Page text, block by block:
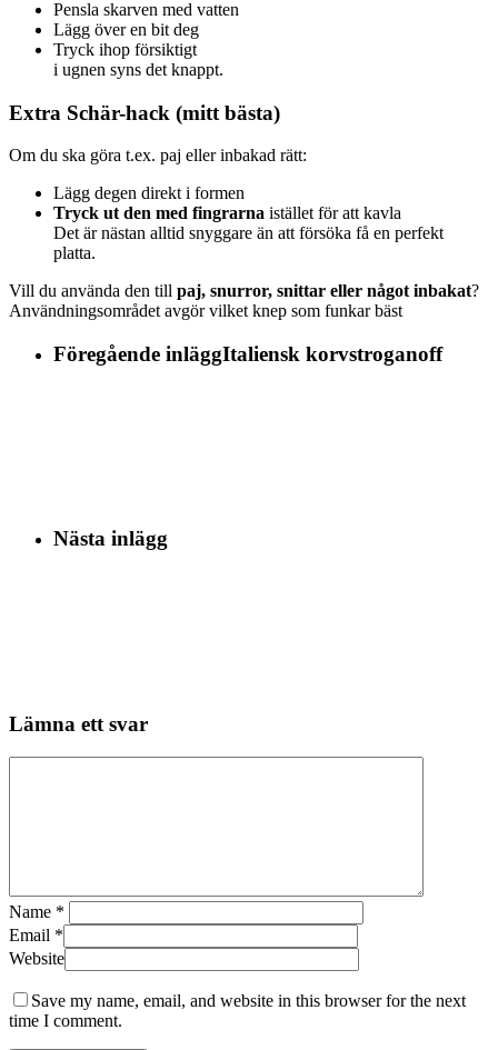
Pensla skarven med vatten
Lägg över en bit deg
Tryck ihop försiktigt
i ugnen syns det knappt.
Extra Schär-hack (mitt bästa)
Om du ska göra t.ex. paj eller inbakad rätt:
Lägg degen direkt i formen
Tryck ut den med fingrarna istället för att kavla
Det är nästan alltid snyggare än att försöka få en perfekt
platta.
Vill du använda den till paj, snurror, snittar eller något inbakat?
Användningsområdet avgör vilket knep som funkar bäst
Föregående inläggItaliensk korvstroganoff
Nästa inlägg
Lämna ett svar
Name *
Email *
Website
Save my name, email, and website in this browser for the next
time I comment.